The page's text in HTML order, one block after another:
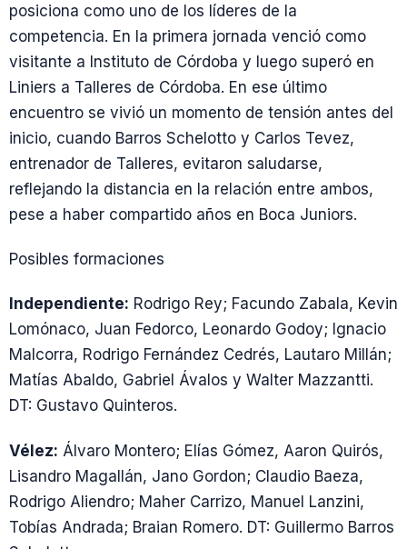
posiciona como uno de los líderes de la
competencia. En la primera jornada venció como
visitante a Instituto de Córdoba y luego superó en
Liniers a Talleres de Córdoba. En ese último
encuentro se vivió un momento de tensión antes del
inicio, cuando Barros Schelotto y Carlos Tevez,
entrenador de Talleres, evitaron saludarse,
reflejando la distancia en la relación entre ambos,
pese a haber compartido años en Boca Juniors.
Posibles formaciones
Independiente: Rodrigo Rey; Facundo Zabala, Kevin
Lomónaco, Juan Fedorco, Leonardo Godoy; Ignacio
Malcorra, Rodrigo Fernández Cedrés, Lautaro Millán;
Matías Abaldo, Gabriel Ávalos y Walter Mazzantti.
DT: Gustavo Quinteros.
Vélez: Álvaro Montero; Elías Gómez, Aaron Quirós,
Lisandro Magallán, Jano Gordon; Claudio Baeza,
Rodrigo Aliendro; Maher Carrizo, Manuel Lanzini,
Tobías Andrada; Braian Romero. DT: Guillermo Barros